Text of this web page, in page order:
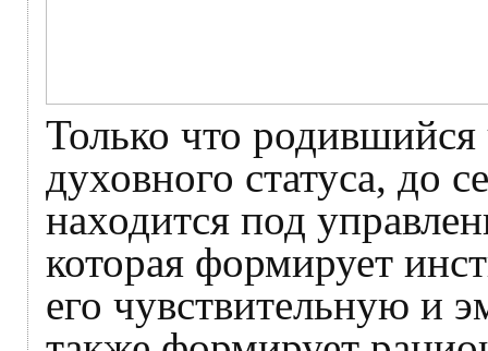
Только что родившийся
духовного статуса, до
находится под
которая формирует
его чувствительную и